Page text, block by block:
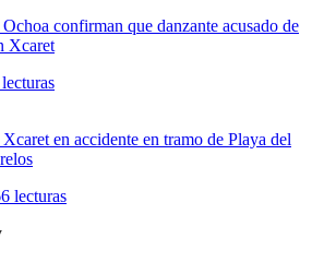
confirman que danzante acusado de
Xcaret
lecturas
en accidente en tramo de Playa del
lecturas